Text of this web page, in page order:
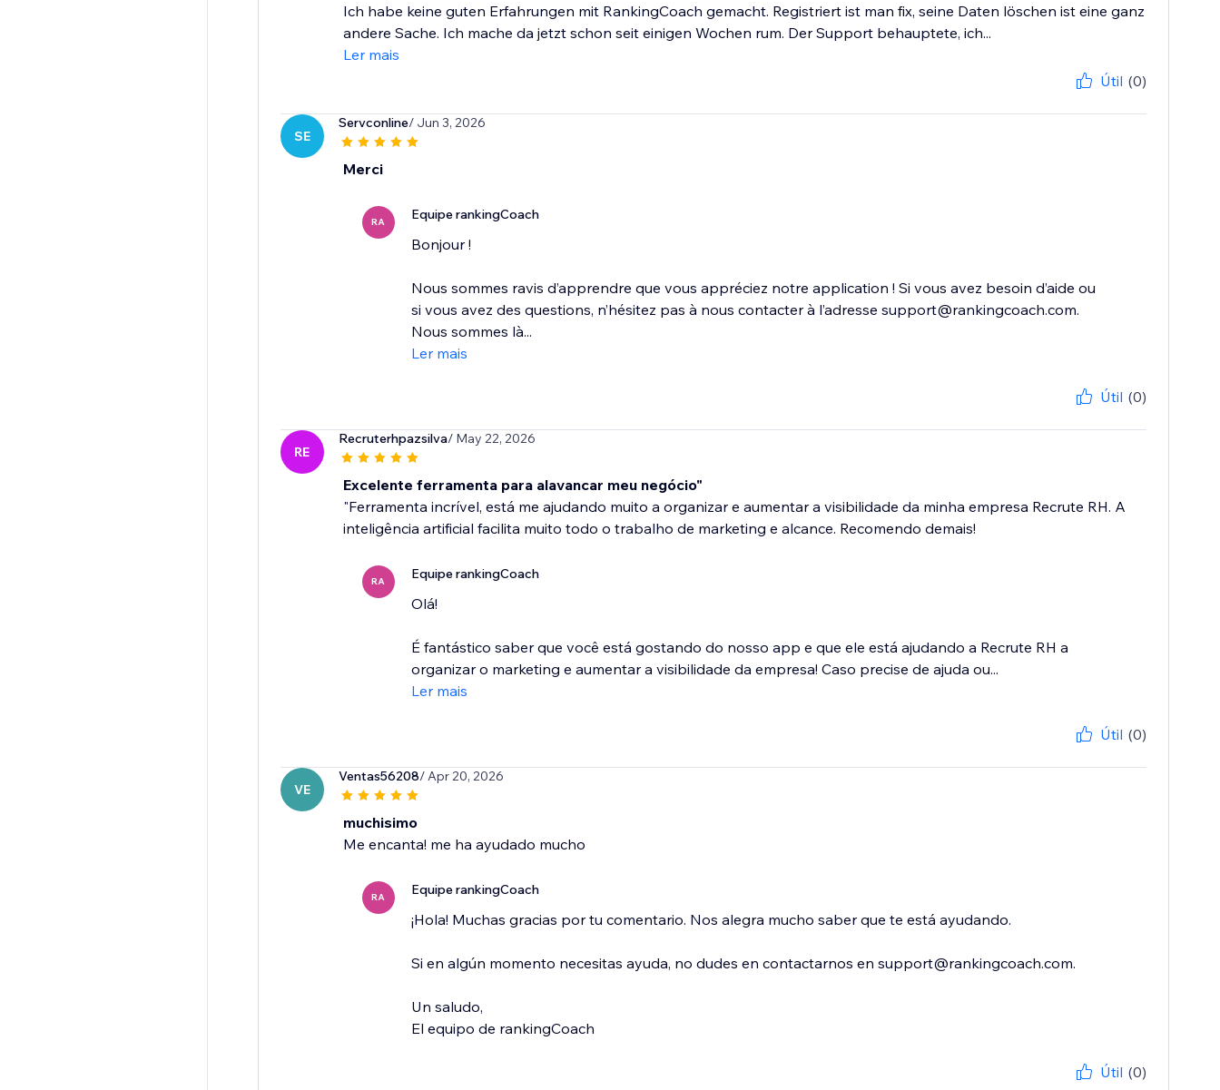
Ich habe keine guten Erfahrungen mit RankingCoach gemacht. Registriert ist man fix, seine Daten löschen ist eine ganz
andere Sache. Ich mache da jetzt schon seit einigen Wochen rum. Der Support behauptete, ich...
Ler mais
Útil (0)
SE
Servconline/ Jun 3, 2026
Merci
RA Equipe rankingCoach
Bonjour !
Nous sommes ravis d’apprendre que vous appréciez notre application ! Si vous avez besoin d’aide ou
si vous avez des questions, n’hésitez pas à nous contacter à l’adresse support@rankingcoach.com.
Nous sommes là...
Ler mais
Útil (0)
RE
Recruterhpazsilva/ May 22, 2026
Excelente ferramenta para alavancar meu negócio"
"Ferramenta incrível, está me ajudando muito a organizar e aumentar a visibilidade da minha empresa Recrute RH. A
inteligência artificial facilita muito todo o trabalho de marketing e alcance. Recomendo demais!
RA Equipe rankingCoach
Olá!
É fantástico saber que você está gostando do nosso app e que ele está ajudando a Recrute RH a
organizar o marketing e aumentar a visibilidade da empresa! Caso precise de ajuda ou...
Ler mais
Útil (0)
VE
Ventas56208/ Apr 20, 2026
muchisimo
Me encanta! me ha ayudado mucho
RA Equipe rankingCoach
¡Hola! Muchas gracias por tu comentario. Nos alegra mucho saber que te está ayudando.
Si en algún momento necesitas ayuda, no dudes en contactarnos en support@rankingcoach.com.
Un saludo,
El equipo de rankingCoach
Útil (0)